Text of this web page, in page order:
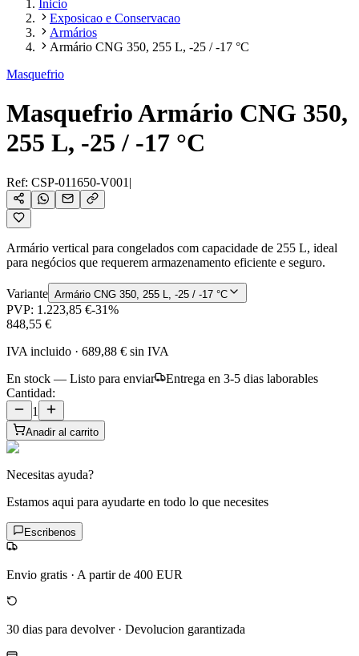
Inicio
Exposicao e Conservacao
Armários
Armário CNG 350, 255 L, -25 / -17 °C
Masquefrio
Masquefrio Armário CNG 350,
255 L, -25 / -17 °C
Ref: CSP-011650-V001 |
Armário vertical para congelados com capacidade de 255 L, ideal
para negócios que requerem armazenamento eficiente e seguro.
Variante Armário CNG 350, 255 L, -25 / -17 °C
PVP: 1.223,85 €-31%
848,55 €
IVA incluido · 689,88 € sin IVA
En stock — Listo para enviar
Entrega en 3-5 dias laborables
Cantidad:
1
Anadir al carrito
Necesitas ayuda?
Estamos aqui para ayudarte en todo lo que necesites
Escribenos
Envio gratis · A partir de 400 EUR
30 dias para devolver· Devolucion garantizada